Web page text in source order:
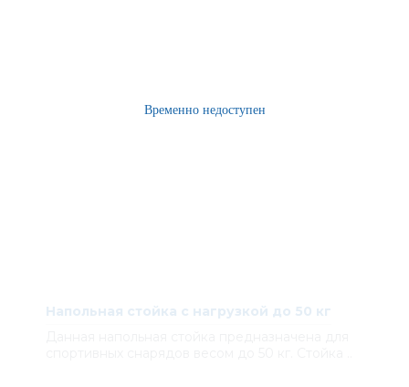
Напольная стойка с нагрузкой до 50 кг